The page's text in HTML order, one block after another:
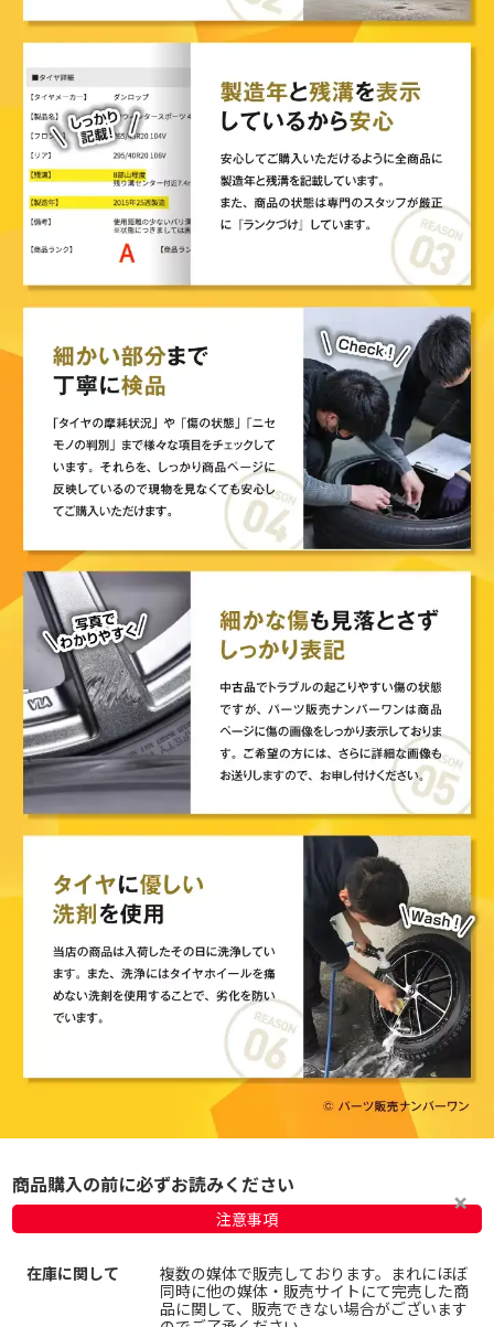
商品購入の前に必ずお読みください
注意事項
在庫に関して
複数の媒体で販売しております。まれにほぼ
同時に他の媒体・販売サイトにて完売した商
品に関して、販売できない場合がございます